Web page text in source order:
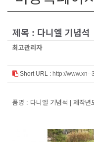
제목 : 다니엘 기념석
최고관리자
Short URL : http://
품명 : 다니엘 기념석 | 제작년